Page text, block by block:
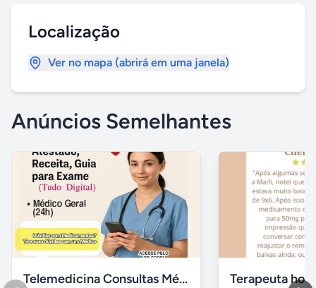
Localização
Ver no mapa (abrirá em uma janela)
Anúncios Semelhantes
Telemedicina Consultas Médicas por Celular Terapeuta